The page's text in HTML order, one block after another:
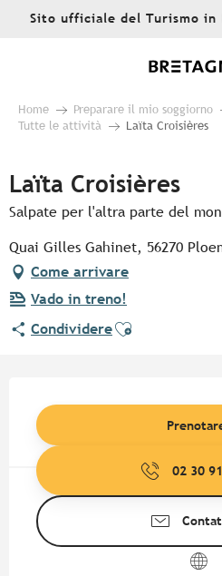
AllerSito ufficiale del Turismo in
Home Preparare il mio soggiorno
Tutte le attività
Laïta Croisières
Laïta Croisières
Salpate per l'altra parte del
Quai Gilles Gahinet, 56270
Come arrivare
Vado in treno!
CondividereAjouter aux
02 30